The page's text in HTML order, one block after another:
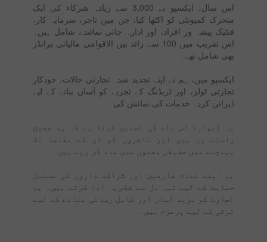
اس سال، ایکسپو نے 3,000 سے زیادہ شرکاء کی ایک
متحرک کمیونٹی کو اکٹھا کیا، جن میں تاجر، سرمایہ کار،
فنٹیک پیشہ ور افراد، اور ادارہ جاتی نمائندے شامل ہیں۔
اس تقریب میں 100 سے زائد بین الاقوامی مالیاتی برانڈز
بھی شامل تھے۔
ایکسپو میں، ہم نے اپنے تجدید شدہ تجارتی حالات، خودکار
تجارتی ٹولز، اور ٹریڈنگ کے تجربے کو آسان بنانے کے لیے
ڈیزائن کردہ خدمات کی نمائش کی۔
یہ ایوارڈ اس بات کی تصدیق کرتا ہے کہ ہم صحیح
راستے پر ہیں اور تاجروں کو ان کے مقاصد تک
پہنچنے میں حقیقی معنوں میں مدد کر رہے ہیں۔
ہم اپنے تمام صارفین اور شراکت داروں کی مسلسل
حمایت کے لیے تہہ دل سے شکریہ ادا کرتے ہیں۔ ہم
تجارت کو مزید آسان اور قابل رسائی بنانے کے لیے
ترقی کے لیے پرعزم ہیں۔